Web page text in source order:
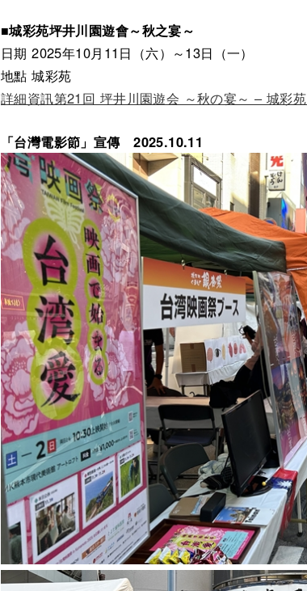
■城彩苑坪井川園遊會～秋之宴～
日期 2025年10月11日（六）～13日（一）
地點 城彩苑
詳細資訊第21回 坪井川園遊会 ～秋の宴～ – 城彩
「台灣電影節」宣傳 2025.10.11